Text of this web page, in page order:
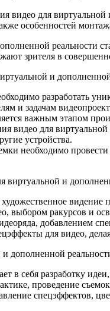
видео для
особенностей
реальности
зрителя в
и
разработать
и задачам
важным этапом
видео для
устройства.
необходимо
и
выбором ракурсов и
добавлением
для видео,
дополненной
в себя разработку
проведение
спецэффектов,